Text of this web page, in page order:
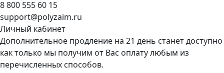
8 800 555 60 15
support@polyzaim.ru
Личный кабинет
Дополнительное продление на 21 день станет доступно
как только мы получим от Вас оплату любым из
перечисленных способов.